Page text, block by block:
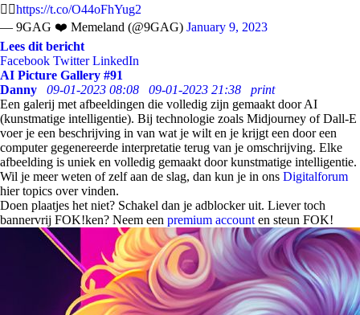
🤦‍♂️https://t.co/O44oFhYug2
— 9GAG ❤️ Memeland (@9GAG) January 9, 2023
Lees dit bericht
Facebook Twitter LinkedIn
AI Picture Gallery #91
Danny
09-01-2023 08:08 09-01-2023 21:38
print
Een galerij met afbeeldingen die volledig zijn gemaakt door AI
(kunstmatige intelligentie). Bij technologie zoals Midjourney of Dall-E
voer je een beschrijving in van wat je wilt en je krijgt een door een
computer gegenereerde interpretatie terug van je omschrijving. Elke
afbeelding is uniek en volledig gemaakt door kunstmatige intelligentie.
Wil je meer weten of zelf aan de slag, dan kun je in ons Digitalforum
hier topics over vinden.
Doen plaatjes het niet? Schakel dan je adblocker uit. Liever toch
bannervrij FOK!ken? Neem een premium account en steun FOK!